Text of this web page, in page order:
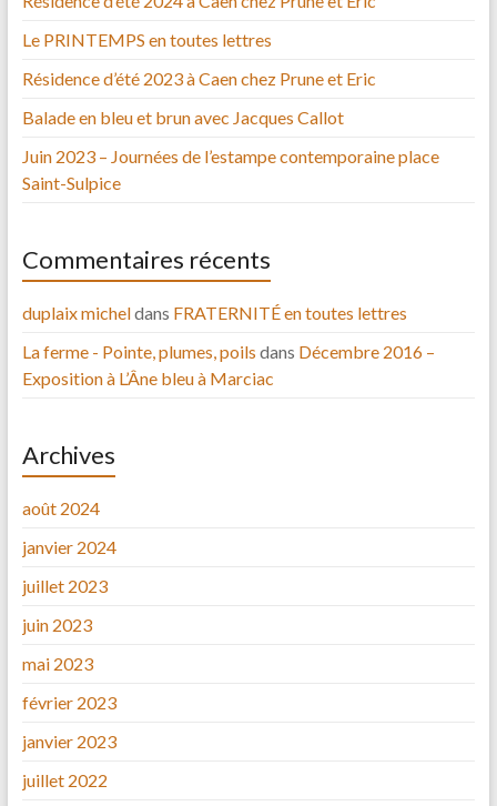
Le PRINTEMPS en toutes lettres
Résidence d’été 2023 à Caen chez Prune et Eric
Balade en bleu et brun avec Jacques Callot
Juin 2023 – Journées de l’estampe contemporaine place
Saint-Sulpice
Commentaires récents
duplaix micheldans FRATERNITÉ en toutes lettres
La ferme - Pointe, plumes, poils dans Décembre 2016 –
Exposition à L’Âne bleu à Marciac
Archives
août 2024
janvier 2024
juillet 2023
juin 2023
mai 2023
février 2023
janvier 2023
juillet 2022